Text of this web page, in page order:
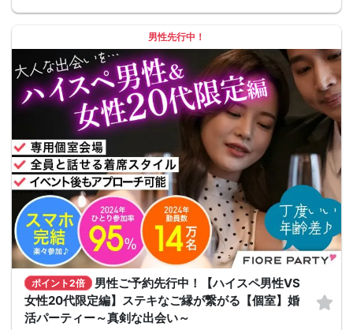
男性先行中！
ポイント2倍
男性ご予約先行中！【ハイスペ男性VS
女性20代限定編】ステキなご縁が繋がる【個室】婚
活パーティー～真剣な出会い～